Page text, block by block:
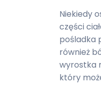
Niekiedy
części
pośladka
również
wyrostka
który